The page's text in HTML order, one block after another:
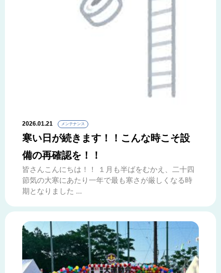
2026.01.21 メンテナンス
寒い日が続きます！！こんな時こそ設
備の再確認を！！
皆さんこんにちは！！ １月も半ばをむかえ、二十四
節気の大寒にあたり一年で最も寒さが厳しくなる時
期となりました ...